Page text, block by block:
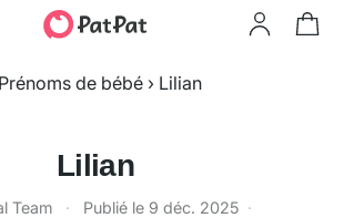
Prénoms de bébé › Lilian
Lilian
Team · Publié le 9 déc. 2025 ·